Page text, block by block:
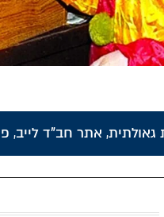
גאולתית, אתר חב"ד לייב,